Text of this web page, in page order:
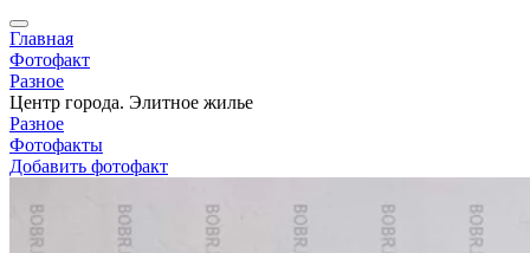
Главная
Фотофакт
Разное
Центр города. Элитное жилье
Разное
Фотофакты
Добавить фотофакт